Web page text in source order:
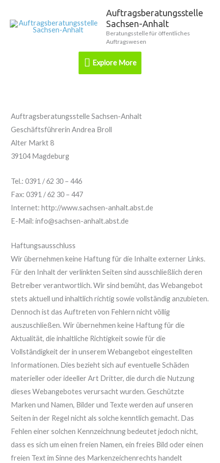
Inhalt
Auftragsberatungsstelle
Sachsen-Anhalt
Beratungsstelle für öffentliches
Auftragswesen
Explore
More
Explore More
Auftragsberatungsstelle Sachsen-Anhalt
Geschäftsführerin Andrea Broll
Alter Markt 8
39104 Magdeburg
Tel.: 0391 / 62 30 – 446
Fax: 0391 / 62 30 – 447
Internet: http://www.sachsen-anhalt.abst.de
E-Mail: info@sachsen-anhalt.abst.de
Haftungsausschluss
Wir übernehmen keine Haftung für die Inhalte externer Links.
Für den Inhalt der verlinkten Seiten sind ausschließlich deren
Betreiber verantwortlich. Wir sind bemüht, das Webangebot
stets aktuell und inhaltlich richtig sowie vollständig anzubieten.
Dennoch ist das Auftreten von Fehlern nicht völlig
auszuschließen. Wir übernehmen keine Haftung für die
Aktualität, die inhaltliche Richtigkeit sowie für die
Vollständigkeit der in unserem Webangebot eingestellten
Informationen. Dies bezieht sich auf eventuelle Schäden
materieller oder ideeller Art Dritter, die durch die Nutzung
dieses Webangebotes verursacht wurden. Geschützte
Marken und Namen, Bilder und Texte werden auf unseren
Seiten in der Regel nicht als solche kenntlich gemacht. Das
Fehlen einer solchen Kennzeichnung bedeutet jedoch nicht,
dass es sich um einen freien Namen, ein freies Bild oder einen
freien Text im Sinne des Markenzeichenrechts handelt